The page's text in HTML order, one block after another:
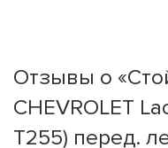
Отзывы о
CHEVROLET
T255) перед.